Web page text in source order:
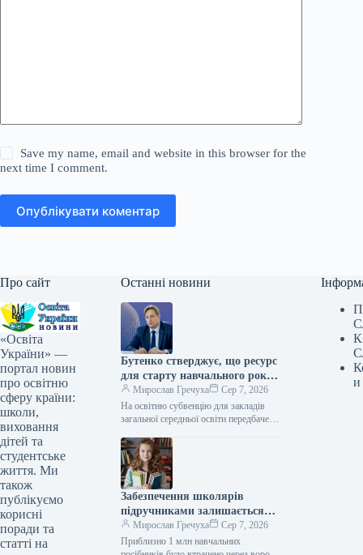
Save my name, email and website in this browser for the
next time I comment.
Опублікувати коментар
Про сайт
«Освіта
України» —
портал новин
про освітню
сферу країни:
школи,
виховання
дітей та
студентське
життя. Ми
також
публікуємо
корисні
поради та
статті на
Останні новини
Бутенко стверджує, що ресурс
для старту навчального року
надано
Мирослав Гречуха
Сер 7, 2026
На освітню субвенцію для закладів
загальної середньої освіти передбачено
ресурс для початку навчального
року…
Забезпечення школярів
підручниками залишається
проблемою, – очільник
міністерства
Мирослав Гречуха
Сер 7, 2026
Приблизно 1 млн навчальних
и